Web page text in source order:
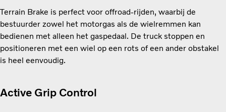
Terrain Brake is perfect voor offroad-rijden, waarbij de
bestuurder zowel het motorgas als de wielremmen kan
bedienen met alleen het gaspedaal. De truck stoppen en
positioneren met een wiel op een rots of een ander obstakel
is heel eenvoudig.
Active Grip Control